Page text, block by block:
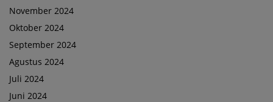
November 2024
Oktober 2024
September 2024
Agustus 2024
Juli 2024
Juni 2024